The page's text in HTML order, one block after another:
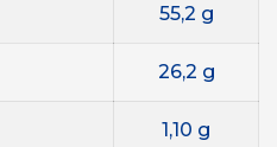
55,2 g
26,2 g
1,10 g